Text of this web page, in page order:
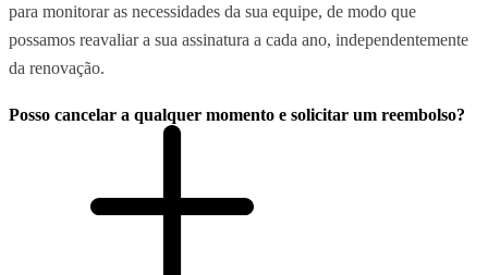
para monitorar as necessidades da sua equipe, de modo que
possamos reavaliar a sua assinatura a cada ano, independentemente
da renovação.
Posso cancelar a qualquer momento e solicitar um reembolso?